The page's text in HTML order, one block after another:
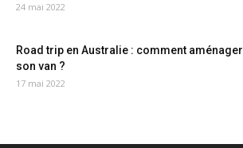
24 mai 2022
Road trip en Australie : comment aménager
son van ?
17 mai 2022